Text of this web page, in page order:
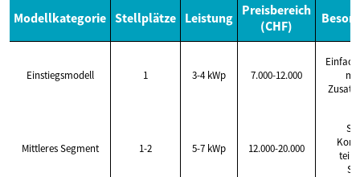
Modellkategorie Stellplätze Leistung Preisbereich
(CHF)
Einstiegsmodell 1 3-4 kWp 7.000-12.000
Mittleres Segment 1-2 5-7 kWp 12.000-20.000